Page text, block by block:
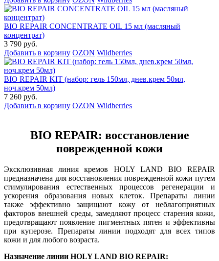
BIO REPAIR CONCENTRATE OIL 15 мл (масляный
концентрат)
3 790 руб.
Добавить в корзину OZON Wildberries
BIO REPAIR KIT (набор: гель 150мл, днев.крем 50мл,
ноч.крем 50мл)
7 260 руб.
Добавить в корзину OZON Wildberries
BIO REPAIR: восстановление
поврежденной кожи
Эксклюзивная линия кремов HOLY LAND ВIO REPAIR
предназначена для восстановления поврежденной кожи путем
стимулирования естественных процессов регенерации и
ускорения образования новых клеток. Препараты линии
также эффективно защищают кожу от неблагоприятных
факторов внешней среды, замедляют процесс старения кожи,
предотвращают появление пигментных пятен и эффективны
при куперозе. Препараты линии подходят для всех типов
кожи и для любого возраста.
Назначение линии HOLY LAND ВIO REPAIR: